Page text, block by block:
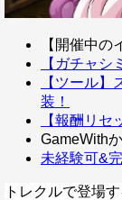
【開催中の
【ガチャシ
【ツール
装！
【報酬リセ
GameWith
未経験可&
トレクルで登場